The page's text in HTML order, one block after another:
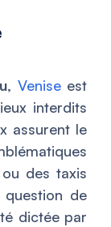
, Veniseest
interdits
assurent le
des taxis
question de
dictée par